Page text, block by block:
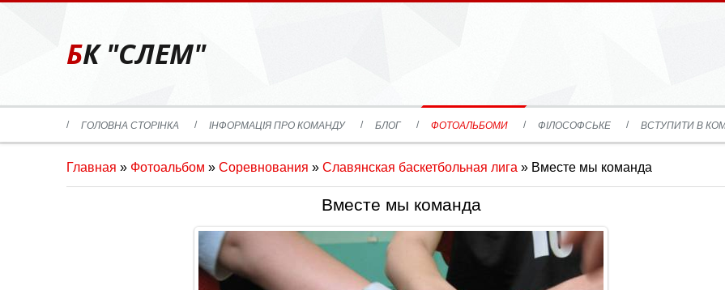
БК "СЛЕМ"
ГОЛОВНА СТОРІНКА ІНФОРМАЦІЯ ПРО КОМАНДУ БЛОГ ФОТОАЛЬБОМИ ФІЛОСОФСЬКЕ ВСТУПИТИ В
Главная » Фотоальбом » Соревнования » Славянская баскетбольная лига » Вместе мы команда
Вместе мы команда